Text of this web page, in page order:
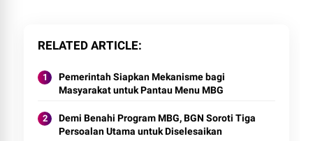
RELATED ARTICLE
Pemerintah Siapkan Mekanisme bagi
Masyarakat untuk Pantau Menu MBG
Demi Benahi Program MBG, BGN Soroti Tiga
Persoalan Utama untuk Diselesaikan